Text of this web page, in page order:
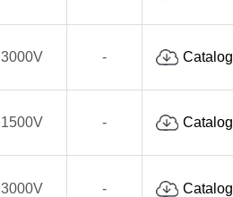
3000V - Catalog
1500V - Catalog
3000V - Catalog